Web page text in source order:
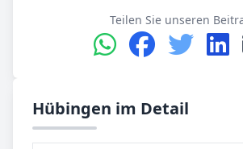
Teilen Sie unseren
Hübingen im Detail